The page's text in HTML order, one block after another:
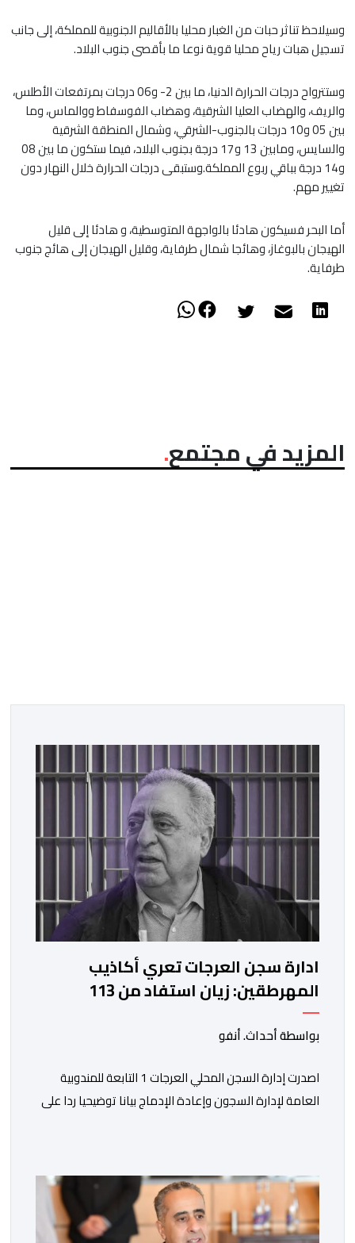
وسيلاحظ تناثر حبات من الغبار محليا بالأقاليم الجنوبية للمملكة، إلى جانب
تسجيل هبات رياح محليا قوية نوعا ما بأقصى جنوب البلاد.
وستترواح درجات الحرارة الدنيا، ما بين 2- و06 درجات بمرتفعات الأطلس،
والريف، والهضاب العليا الشرقية، وهضاب الفوسفاط ووالماس، وما
بين 05 و10 درجات بالجنوب-الشرقي، وشمال المنطقة الشرقية
والسايس، ومابين 13 و17 درجة بجنوب البلاد، فيما ستكون ما بين 08
و14 درجة بباقي ربوع المملكة.وستبقى درجات الحرارة خلال النهار دون
تغيير مهم.
أما البحر فسيكون هادئا بالواجهة المتوسطية، و هادئا إلى قليل
الهيجان بالبوغاز، وهائجا شمال طرفاية، وقليل الهيجان إلى هائج جنوب
طرفاية.
المزيد في مجتمع
ادارة سجن العرجات تعري أكاذيب
المهرطقين: زيان استفاد من 113
استشارة و50 فحصا طبيا
بواسطة أحداث. أنفو
اصدرت إدارة السجن المحلي العرجات 1 التابعة للمندوبية
العامة لإدارة السجون وإعادة الإدماج بيانا توضيحيا ردا على
ذاتها، وذلك لتنوير الرأي العام بالحقائق والمعطيات
الدقيقة.واوضحت إدارة المؤسسة السجنية أن المعني بالأمر
يستفيد منذ إيداعه من تتبع طبي منتظم ومستمر وفقا […]